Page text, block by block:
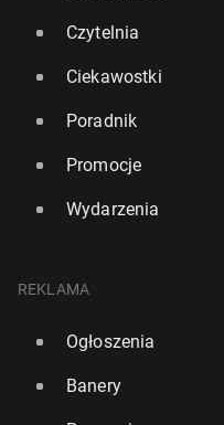
Czytelnia
Ciekawostki
Poradnik
Promocje
Wydarzenia
REKLAMA
Ogłoszenia
Banery